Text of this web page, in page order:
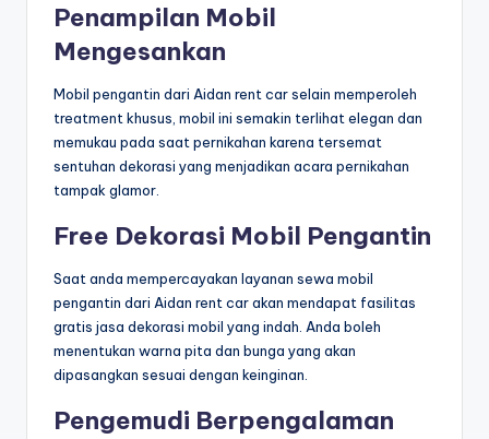
Penampilan Mobil
Mengesankan
Mobil pengantin dari Aidan rent car selain memperoleh
treatment khusus, mobil ini semakin terlihat elegan dan
memukau pada saat pernikahan karena tersemat
sentuhan dekorasi yang menjadikan acara pernikahan
tampak glamor.
Free Dekorasi Mobil Pengantin
Saat anda mempercayakan layanan sewa mobil
pengantin dari Aidan rent car akan mendapat fasilitas
gratis jasa dekorasi mobil yang indah. Anda boleh
menentukan warna pita dan bunga yang akan
dipasangkan sesuai dengan keinginan.
Pengemudi Berpengalaman